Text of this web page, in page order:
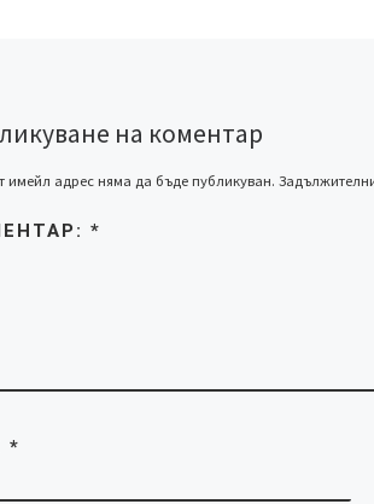
на коментар
имейл адрес няма да бъде публикуван.
*
*